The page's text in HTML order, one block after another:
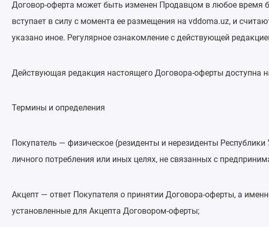
Договор-оферта может быть изменен Продавцом в любое время
вступает в силу с момента ее размещения на vddoma.uz, и
указано иное. Регулярное ознакомление с действующей
Действующая редакция настоящего Договора-оферты доступна
Термины и определения
Покупатель — физическое (резиденты и нерезиденты
личного потребления или иных целях, не связанных с
Акцепт — ответ Покупателя о принятии Договора-оферты, а
установленные для Акцепта Договором-оферты;